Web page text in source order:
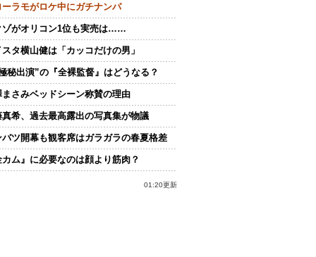
ーラモがロケ中にガチナンパ
ゾがオリコン1位も実売は……
タ横山健は「カッコだけの男」
秘出演”の『全裸監督』はどうなる？
まさみベッドシーン称賛の理由
真希、過去最高露出の写真集が物議
バツ開幕も観客席はガラガラの春夏格差
カム』に必要なのは顔より筋肉？
01:20更新